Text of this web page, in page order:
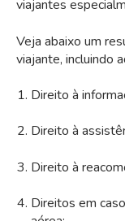
viajantes
Veja abaixo um
viajante, incluindo
Direito à
Direito à
Direito à
Direitos em